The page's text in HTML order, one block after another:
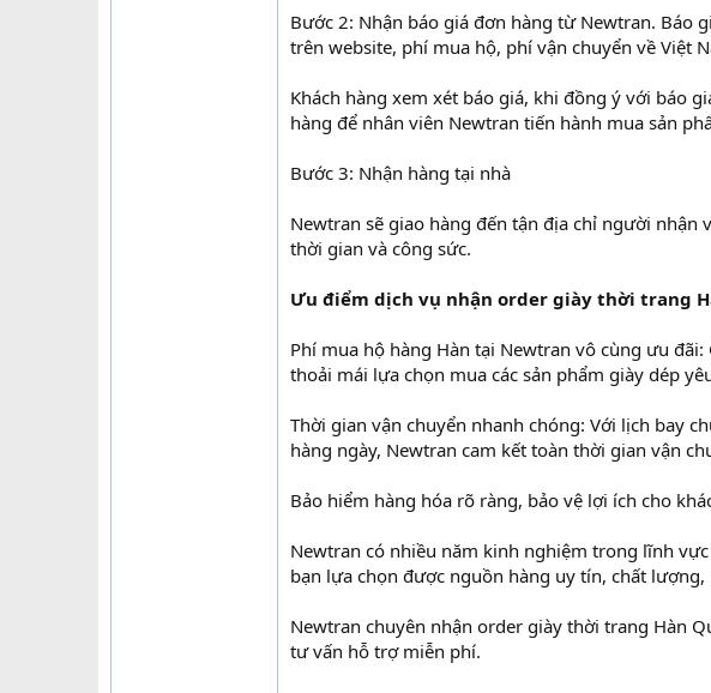
Bước 2: Nhận báo giá đơn hàng từ Newtran. Báo
trên website, phí mua hộ, phí vận chuyển về Việt
Khách hàng xem xét báo giá, khi đồng ý với báo
hàng để nhân viên Newtran tiến hành mua sản
Bước 3: Nhận hàng tại nhà
Newtran sẽ giao hàng đến tận địa chỉ người
thời gian và công sức.
Ưu điểm dịch vụ nhận order giày thời trang
Phí mua hộ hàng Hàn tại Newtran vô cùng ưu
thoải mái lựa chọn mua các sản phẩm giày dép
Thời gian vận chuyển nhanh chóng: Với lịch bay
hàng ngày, Newtran cam kết toàn thời gian vận
Bảo hiểm hàng hóa rõ ràng, bảo vệ lợi ích cho
Newtran có nhiều năm kinh nghiệm trong lĩnh
bạn lựa chọn được nguồn hàng uy tín, chất
Newtran chuyên nhận order giày thời trang Hàn
tư vấn hỗ trợ miễn phí.